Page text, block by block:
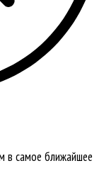
в самое ближайшее